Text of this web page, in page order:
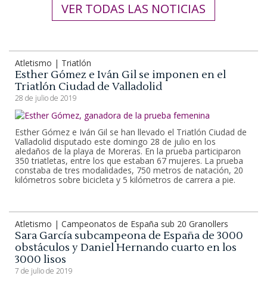
VER TODAS LAS NOTICIAS
Atletismo | Triatlón
Esther Gómez e Iván Gil se imponen en el
Triatlón Ciudad de Valladolid
28 de julio de 2019
Esther Gómez e Iván Gil se han llevado el Triatlón Ciudad de
Valladolid disputado este domingo 28 de julio en los
aledaños de la playa de Moreras. En la prueba participaron
350 triatletas, entre los que estaban 67 mujeres. La prueba
constaba de tres modalidades, 750 metros de natación, 20
kilómetros sobre bicicleta y 5 kilómetros de carrera a pie.
Atletismo | Campeonatos de España sub 20 Granollers
Sara García subcampeona de España de 3000
obstáculos y Daniel Hernando cuarto en los
3000 lisos
7 de julio de 2019